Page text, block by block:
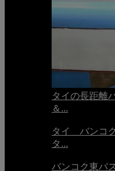
タイの長距離
＆...
タイ バンコ
タ...
バンコク東バ